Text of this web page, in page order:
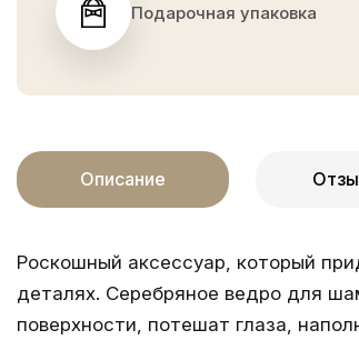
Подарочная упаковка
Описание
Роскошный аксессуар, который
деталях. Серебряное ведро для
поверхности, потешат глаза,